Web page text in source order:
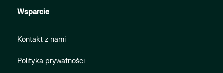
Wsparcie
Kontakt z nami
Polityka prywatności